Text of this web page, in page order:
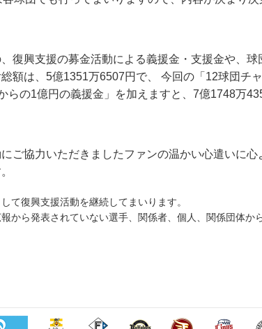
復興支援の募金活動による義援金・支援金や、球
額は、5億1351万6507円で、 今回の「12球団チ
の1億円の義援金」を加えますと、7億1748万
ご協力いただきましたファンの温かい心遣いに心
て復興支援活動を継続してまいります。
ら発表されていない選手、関係者、個人、関係団体か